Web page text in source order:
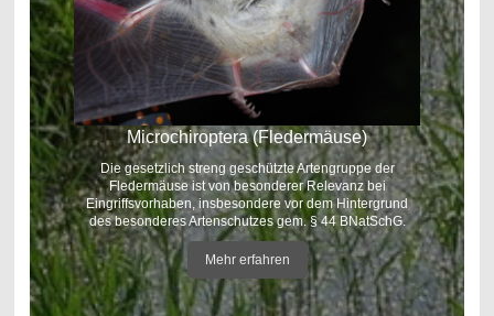
Microchiroptera (Fledermäuse)
Die gesetzlich streng geschützte Artengruppe der
Fledermäuse ist von besonderer Relevanz bei
Eingriffsvorhaben, insbesondere vor dem Hintergrund
des besonderes Artenschutzes gem. § 44 BNatSchG.
Mehr erfahren